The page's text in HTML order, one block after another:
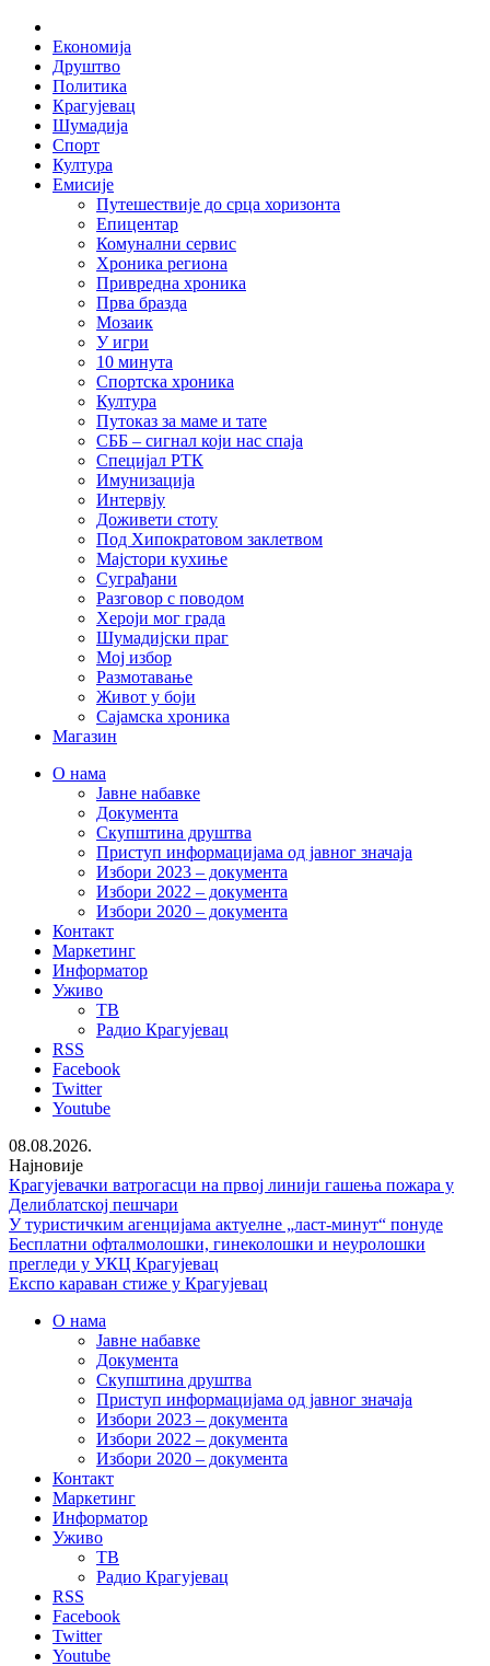
Skip
content
Економија
Друштво
Политика
Крагујевац
Шумадија
Спорт
Култура
Емисије
Путешествије до срца хоризонта
Епицентар
Комунални сервис
Хроника региона
Привредна хроника
Прва бразда
Мозаик
У игри
10 минута
Спортска хроника
Култура
Путоказ за маме и тате
СББ – сигнал који нас спаја
Специјал РТК
Имунизација
Интервју
Доживети стоту
Под Хипократовом заклетвом
Мајстори кухиње
Суграђани
Разговор с поводом
Хероји мог града
Шумадијски праг
Мој избор
Размотавање
Живот у боји
Сајамска хроника
Магазин
О нама
Јавне набавке
Документа
Скупштина друштва
Приступ информацијама од јавног значаја
Избори 2023 – документа
Избори 2022 – документа
Избори 2020 – документа
Контакт
Маркетинг
Информатор
Уживо
ТВ
Радио Крагујевац
RSS
Facebook
Twitter
Youtube
08.08.2026.
Најновије
Крагујевачки ватрогасци на првој линији гашења пожара у
Делиблатској пешчари
У туристичким агенцијама актуелне „ласт-минут“ понуде
Бесплатни офталмолошки, гинеколошки и неуролошки
прегледи у УКЦ Крагујевац
Експо караван стиже у Крагујевац
О нама
Јавне набавке
Документа
Скупштина друштва
Приступ информацијама од јавног значаја
Избори 2023 – документа
Избори 2022 – документа
Избори 2020 – документа
Контакт
Маркетинг
Информатор
Уживо
ТВ
Радио Крагујевац
RSS
Facebook
Twitter
Youtube